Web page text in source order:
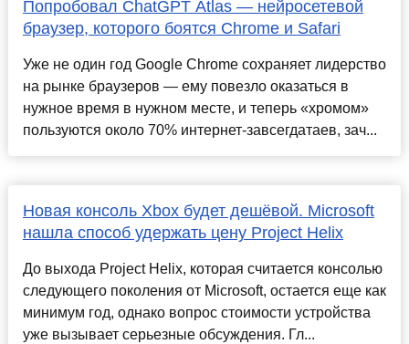
Попробовал ChatGPT Atlas — нейросетевой
браузер, которого боятся Chrome и Safari
Уже не один год Google Chrome сохраняет лидерство
на рынке браузеров — ему повезло оказаться в
нужное время в нужном месте, и теперь «хромом»
пользуются около 70% интернет-завсегдатаев, зач...
Новая консоль Xbox будет дешёвой. Microsoft
нашла способ удержать цену Project Helix
До выхода Project Helix, которая считается консолью
следующего поколения от Microsoft, остается еще как
минимум год, однако вопрос стоимости устройства
уже вызывает серьезные обсуждения. Гл...